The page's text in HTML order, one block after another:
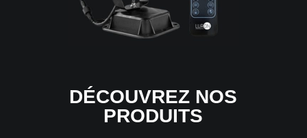
DÉCOUVREZ NOS
PRODUITS